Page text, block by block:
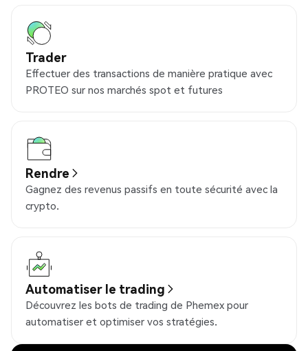
Trader
Effectuer des transactions de manière pratique avec
PROTEO sur nos marchés spot et futures
Rendre
Gagnez des revenus passifs en toute sécurité avec la
crypto.
Automatiser le trading
Découvrez les bots de trading de Phemex pour
automatiser et optimiser vos stratégies.